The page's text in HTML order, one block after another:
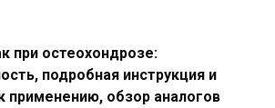
при остеохондрозе:
подробная инструкция и
применению, обзор аналогов